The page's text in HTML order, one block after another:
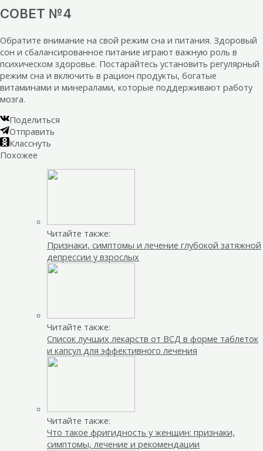
СОВЕТ №4
Обратите внимание на свой режим сна и питания. Здоровый
сон и сбалансированное питание играют важную роль в
психическом здоровье. Постарайтесь установить регулярный
режим сна и включить в рацион продукты, богатые
витаминами и минералами, которые поддерживают работу
мозга.
Поделиться
Отправить
Класснуть
Похожее
Читайте также:
Признаки, симптомы и лечение глубокой затяжной
депрессии у взрослых
Читайте также:
Список лучших лекарств от ВСД в форме таблеток
и капсул для эффективного лечения
Читайте также:
Что такое фригидность у женщин: признаки,
симптомы, лечение и рекомендации